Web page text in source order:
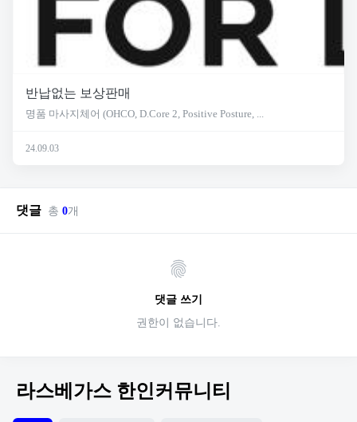
반납없는 보상판매
명품 마사지체어 (OHCO, D.Core 2, Positive Posture, ...
24.09.03
댓글 총 0개
댓글 쓰기
권한이 없습니다.
라스베가스 한인커뮤니티